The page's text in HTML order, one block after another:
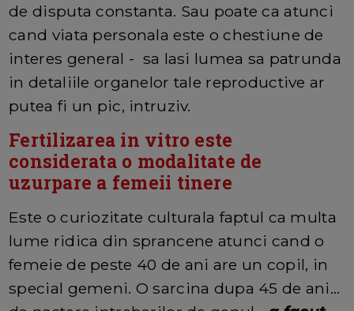
de disputa constanta. Sau poate ca atunci
cand viata personala este o chestiune de
interes general - sa lasi lumea sa patrunda
in detaliile organelor tale reproductive ar
putea fi un pic, intruziv.
Fertilizarea in vitro este
considerata o modalitate de
uzurpare a femeii tinere
Este o curiozitate culturala faptul ca multa
lume ridica din sprancene atunci cand o
femeie de peste 40 de ani are un copil, in
special gemeni. O sarcina dupa 45 de ani...